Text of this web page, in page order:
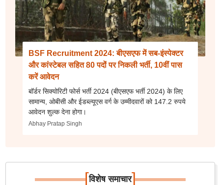
BSF Recruitment 2024: बीएसएफ में सब-इंस्पेक्टर
और कांस्टेबल सहित 80 पदों पर निकली भर्ती, 10वीं पास
करें आवेदन
बॉर्डर सिक्योरिटी फोर्स भर्ती 2024 (बीएसएफ भर्ती 2024) के लिए
सामान्य, ओबीसी और ईडब्ल्यूएस वर्ग के उम्मीदवारों को 147.2 रुपये
आवेदन शुल्क देना होगा।
Abhay Pratap Singh
[विशेष समाचार]